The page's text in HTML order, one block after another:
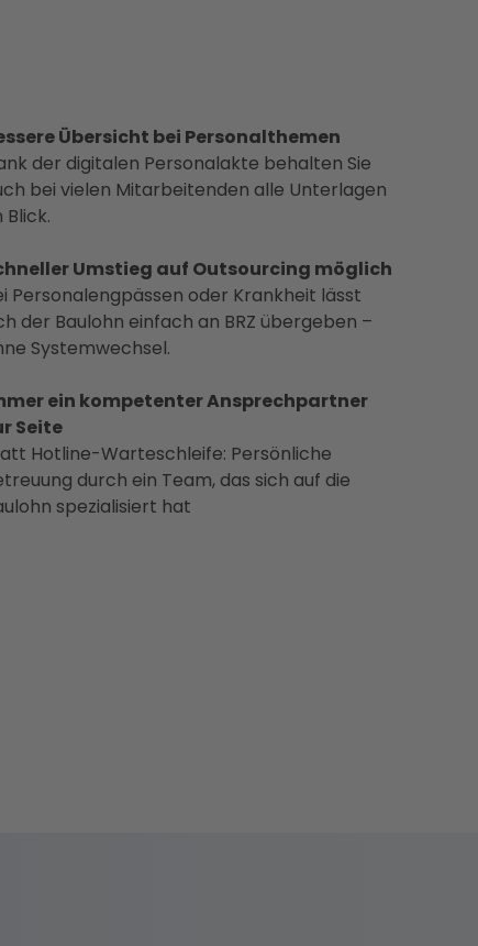
Übersicht bei Personalthemen
der digitalen Personalakte behalten Sie
bei vielen Mitarbeitenden alle Unterlagen
Blick.
Umstieg auf Outsourcing möglich
Personalengpässen oder Krankheit lässt
der Baulohn einfach an BRZ übergeben –
Systemwechsel.
ein kompetenter Ansprechpartner
Seite
Hotline-Warteschleife: Persönliche
durch ein Team, das sich auf die
spezialisiert hat